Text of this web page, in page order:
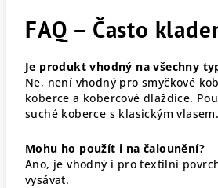
FAQ – Často
Je produkt vhodný na všechny
Ne, není vhodný pro smyčkové
koberce a kobercové dlaždice.
suché koberce s klasickým vlasem.
Mohu ho použít i na čalounění?
Ano, je vhodný i pro textilní
vysávat.